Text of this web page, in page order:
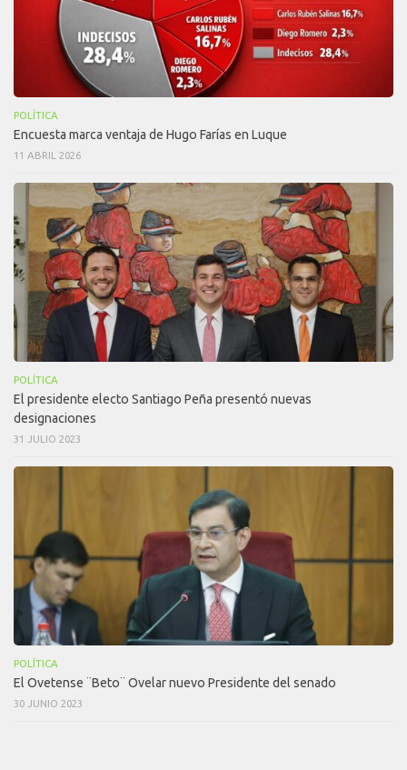
POLÍTICA
Encuesta marca ventaja de Hugo Farías en Luque
11 ABRIL 2026
POLÍTICA
El presidente electo Santiago Peña presentó nuevas
designaciones
31 JULIO 2023
POLÍTICA
El Ovetense ¨Beto¨ Ovelar nuevo Presidente del senado
30 JUNIO 2023